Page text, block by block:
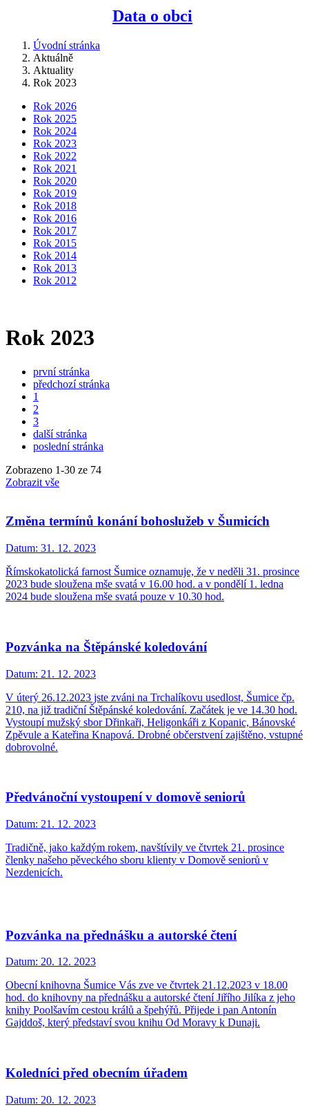
Data o obci
Úvodní stránka
Aktuálně
Aktuality
Rok 2023
Rok 2026
Rok 2025
Rok 2024
Rok 2023
Rok 2022
Rok 2021
Rok 2020
Rok 2019
Rok 2018
Rok 2016
Rok 2017
Rok 2015
Rok 2014
Rok 2013
Rok 2012
Rok 2023
první stránka
předchozí stránka
1
2
3
další stránka
poslední stránka
Zobrazeno 1-30 ze 74
Zobrazit vše
Změna termínů konání bohoslužeb v Šumicích
Datum: 31. 12. 2023
Římskokatolická farnost Šumice oznamuje, že v neděli 31. prosince
2023 bude sloužena mše svatá v 16.00 hod. a v pondělí 1. ledna
2024 bude sloužena mše svatá pouze v 10.30 hod.
Pozvánka na Štěpánské koledování
Datum: 21. 12. 2023
V úterý 26.12.2023 jste zváni na Trchalíkovu usedlost, Šumice čp.
210, na již tradiční Štěpánské koledování. Začátek je ve 14.30 hod.
Vystoupí mužský sbor Dřinkaři, Heligonkáři z Kopanic, Bánovské
Zpěvule a Kateřina Knapová. Drobné občerstvení zajištěno, vstupné
dobrovolné.
Předvánoční vystoupení v domově seniorů
Datum: 21. 12. 2023
Tradičně, jako každým rokem, navštívily ve čtvrtek 21. prosince
členky našeho pěveckého sboru klienty v Domově seniorů v
Nezdenicích.
Pozvánka na přednášku a autorské čtení
Datum: 20. 12. 2023
Obecní knihovna Šumice Vás zve ve čtvrtek 21.12.2023 v 18.00
hod. do knihovny na přednášku a autorské čtení Jiřího Jilíka z jeho
knihy Poolšavím cestou králů a špehýřů. Přijede i pan Antonín
Gajddoš, který představí svou knihu Od Moravy k Dunaji.
Koledníci před obecním úřadem
Datum: 20. 12. 2023